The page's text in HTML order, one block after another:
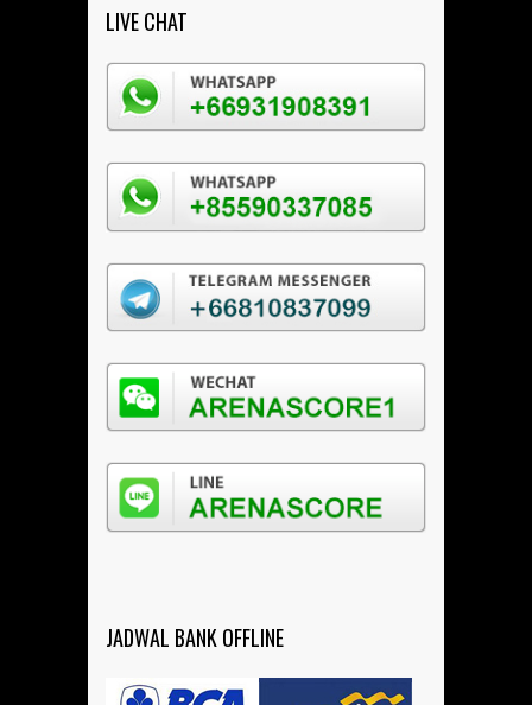
LIVE CHAT
JADWAL BANK OFFLINE